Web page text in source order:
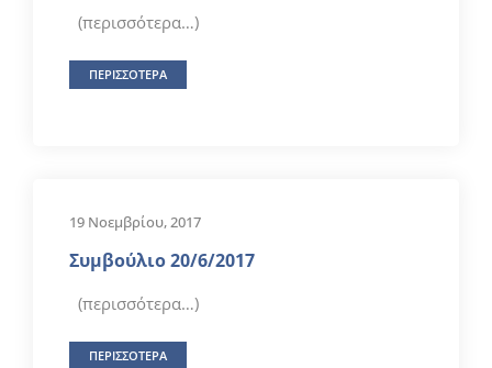
(περισσότερα…)
ΠΕΡΙΣΣΟΤΕΡΑ
19 Νοεμβρίου, 2017
Συμβούλιο 20/6/2017
(περισσότερα…)
ΠΕΡΙΣΣΟΤΕΡΑ